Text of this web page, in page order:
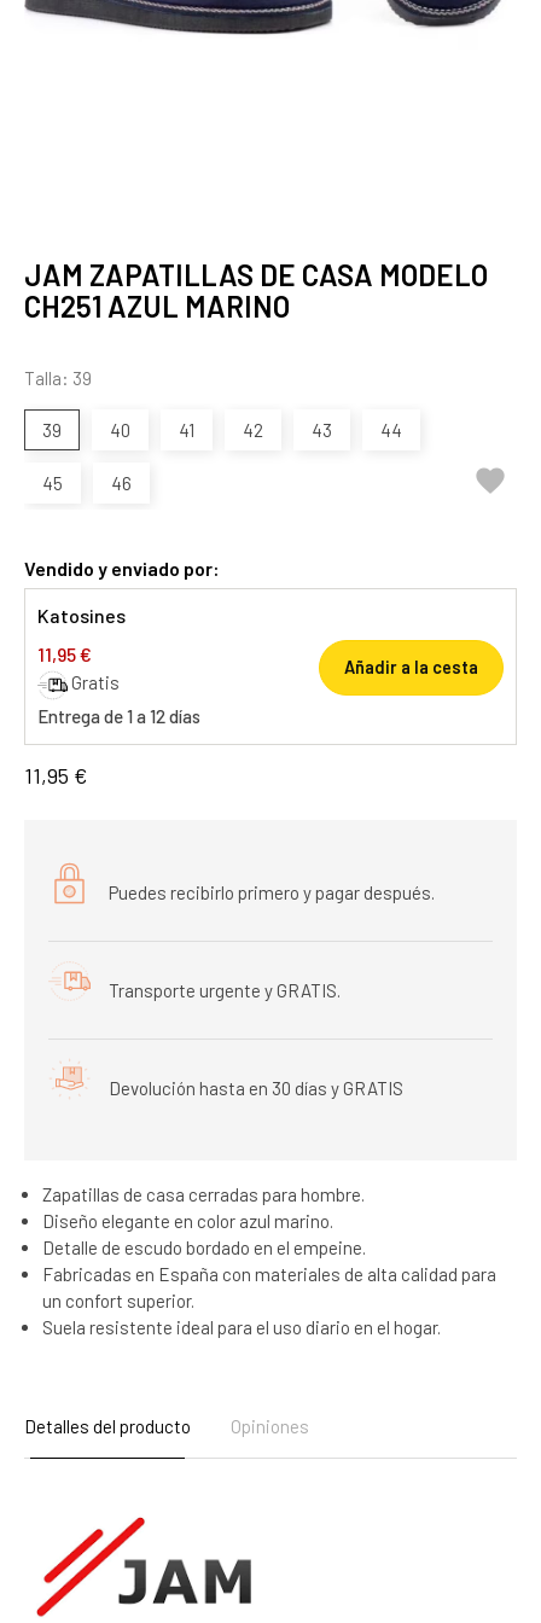
JAM ZAPATILLAS DE CASA MODELO
CH251 AZUL MARINO
Talla: 39
39 40 41 42 43 44
45 46 
Vendido y enviado por:
Katosines
11,95 €
Gratis
Entrega de 1 a 12 días
Añadir a la cesta
11,95 €
Puedes recibirlo primero y pagar después.
Transporte urgente y GRATIS.
Devolución hasta en 30 días y GRATIS
Zapatillas de casa cerradas para hombre.
Diseño elegante en color azul marino.
Detalle de escudo bordado en el empeine.
Fabricadas en España con materiales de alta calidad para
un confort superior.
Suela resistente ideal para el uso diario en el hogar.
Detalles del producto Opiniones